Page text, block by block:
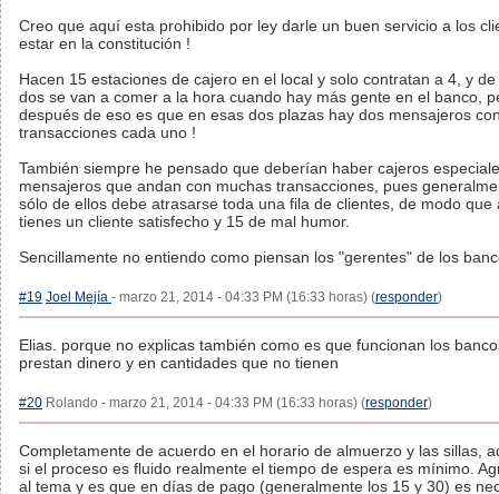
Creo que aquí esta prohibido por ley darle un buen servicio a los
estar en la constitución !
Hacen 15 estaciones de cajero en el local y solo contratan a 4, y
dos se van a comer a la hora cuando hay más gente en el banco,
después de eso es que en esas dos plazas hay dos mensajeros
transacciones cada uno !
También siempre he pensado que deberían haber cajeros
mensajeros que andan con muchas transacciones, pues
sólo de ellos debe atrasarse toda una fila de clientes, de modo que
tienes un cliente satisfecho y 15 de mal humor.
Sencillamente no entiendo como piensan los "gerentes" de los
#19 Joel Mejía - marzo 21, 2014 - 04:33 PM (16:33 horas) (responder)
Elias. porque no explicas también como es que funcionan los
prestan dinero y en cantidades que no tienen
#20 Rolando - marzo 21, 2014 - 04:33 PM (16:33 horas) (responder)
Completamente de acuerdo en el horario de almuerzo y las sillas,
si el proceso es fluido realmente el tiempo de espera es mínimo.
al tema y es que en días de pago (generalmente los 15 y 30) es